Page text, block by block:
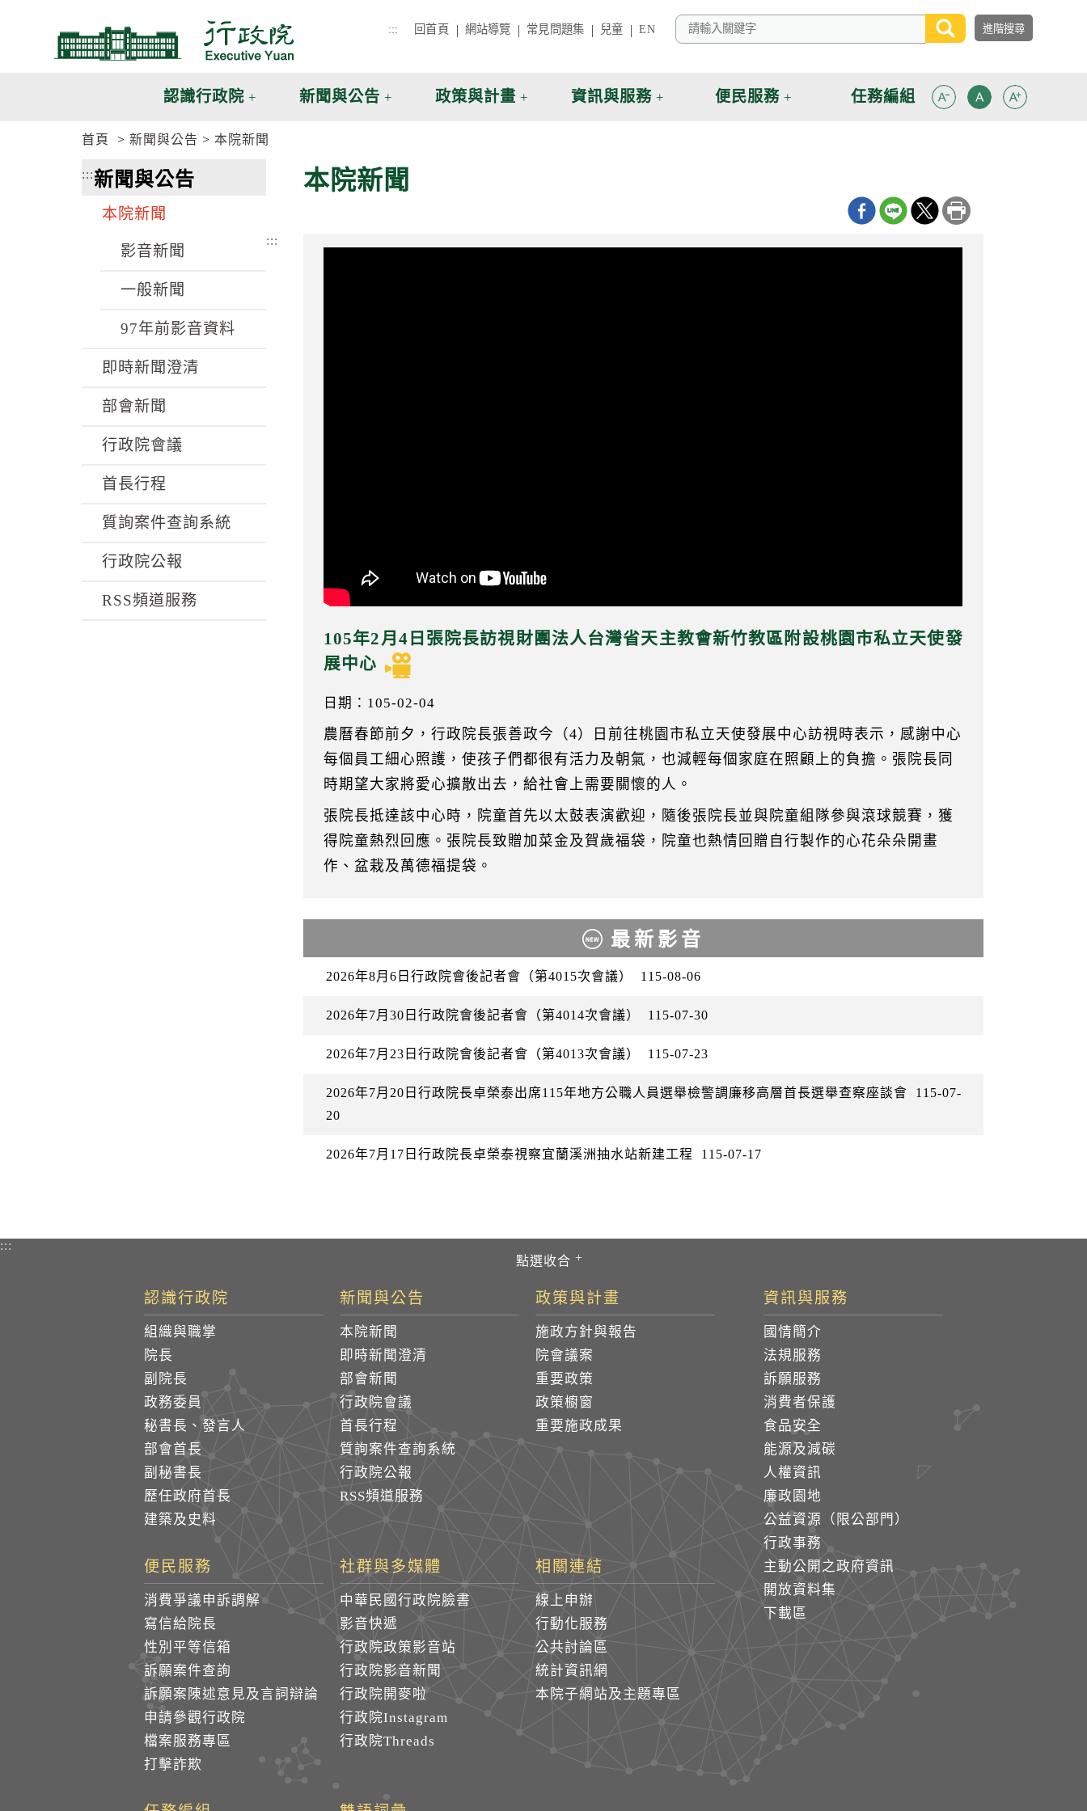
::: 回首頁 網站導覽 常見問題集 兒童 EN
認識行政院 新聞與公告 政策與計畫 資訊與服務 便民服務 任務編組
首頁 新聞與公告 本院新聞
:::新聞與公告
本院新聞
影音新聞
一般新聞
97年前影音資料
即時新聞澄清
部會新聞
行政院會議
首長行程
質詢案件查詢系統
行政院公報
RSS頻道服務
本院新聞
:::
105年2月4日張院長訪視財團法人台灣省天主教會新竹教區附設桃園市私立天使發
展中心
日期：105-02-04
農曆春節前夕，行政院長張善政今（4）日前往桃園市私立天使發展中心訪視時表示，感謝中心
每個員工細心照護，使孩子們都很有活力及朝氣，也減輕每個家庭在照顧上的負擔。張院長同
時期望大家將愛心擴散出去，給社會上需要關懷的人。
張院長抵達該中心時，院童首先以太鼓表演歡迎，隨後張院長並與院童組隊參與滾球競賽，獲
得院童熱烈回應。張院長致贈加菜金及賀歲福袋，院童也熱情回贈自行製作的心花朵朵開畫
作、盆栽及萬德福提袋。
最新影音
2026年8月6日行政院會後記者會（第4015次會議） 115-08-06
2026年7月30日行政院會後記者會（第4014次會議） 115-07-30
2026年7月23日行政院會後記者會（第4013次會議） 115-07-23
2026年7月20日行政院長卓榮泰出席115年地方公職人員選舉檢警調廉移高層首長選舉查察座談會
115-07-
20
2026年7月17日行政院長卓榮泰視察宜蘭溪洲抽水站新建工程 115-07-17
:::
認識行政院
組織與職掌
院長
副院長
政務委員
秘書長、發言人
部會首長
副秘書長
歷任政府首長
建築及史料
新聞與公告
本院新聞
即時新聞澄清
部會新聞
行政院會議
首長行程
質詢案件查詢系統
行政院公報
RSS頻道服務
政策與計畫
施政方針與報告
院會議案
重要政策
政策櫥窗
重要施政成果
資訊與服務
國情簡介
法規服務
訴願服務
消費者保護
食品安全
能源及減碳
人權資訊
廉政園地
公益資源（限公部門）
行政事務
主動公開之政府資訊
開放資料集
下載區
便民服務
消費爭議申訴調解
寫信給院長
性別平等信箱
訴願案件查詢
訴願案陳述意見及言詞辯論
申請參觀行政院
檔案服務專區
打擊詐欺
社群與多媒體
中華民國行政院臉書
影音快遞
行政院政策影音站
行政院影音新聞
行政院開麥啦
行政院Instagram
行政院Threads
相關連結
線上申辦
行動化服務
公共討論區
統計資訊網
本院子網站及主題專區